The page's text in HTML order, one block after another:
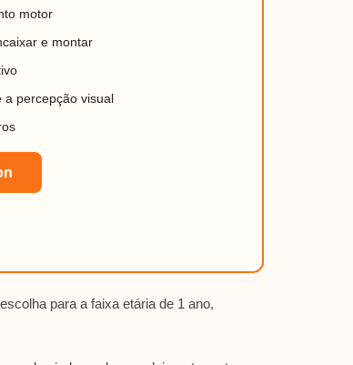
motor
e montar
a percepção visual
para a faixa etária de 1 ano,